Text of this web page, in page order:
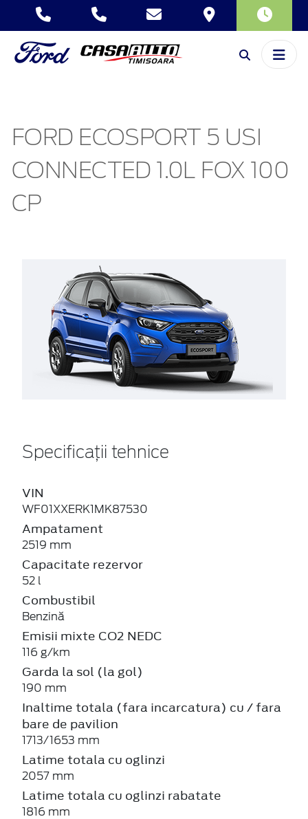
FORD ECOSPORT 5 USI
CONNECTED 1.0L FOX 100
CP
Specificații tehnice
VIN
WF01XXERK1MK87530
Ampatament
2519 mm
Capacitate rezervor
52 l
Combustibil
Benzină
Emisii mixte CO2 NEDC
116 g/km
Garda la sol (la gol)
190 mm
Inaltime totala (fara incarcatura) cu / fara
bare de pavilion
1713/1653 mm
Latime totala cu oglinzi
2057 mm
Latime totala cu oglinzi rabatate
1816 mm